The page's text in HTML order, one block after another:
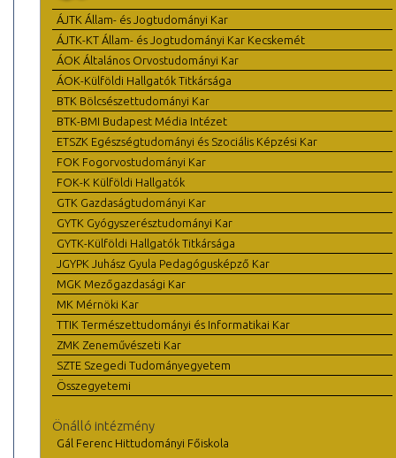
ÁJTK Állam- és Jogtudományi Kar
ÁJTK-KT Állam- és Jogtudományi Kar Kecskemét
ÁOK Általános Orvostudományi Kar
ÁOK-Külföldi Hallgatók Titkársága
BTK Bölcsészettudományi Kar
BTK-BMI Budapest Média Intézet
ETSZK Egészségtudományi és Szociális Képzési Kar
FOK Fogorvostudományi Kar
FOK-K Külföldi Hallgatók
GTK Gazdaságtudományi Kar
GYTK Gyógyszerésztudományi Kar
GYTK-Külföldi Hallgatók Titkársága
JGYPK Juhász Gyula Pedagógusképző Kar
MGK Mezőgazdasági Kar
MK Mérnöki Kar
TTIK Természettudományi és Informatikai Kar
ZMK Zeneművészeti Kar
SZTE Szegedi Tudományegyetem
Összegyetemi
Önálló intézmény
Gál Ferenc Hittudományi Főiskola